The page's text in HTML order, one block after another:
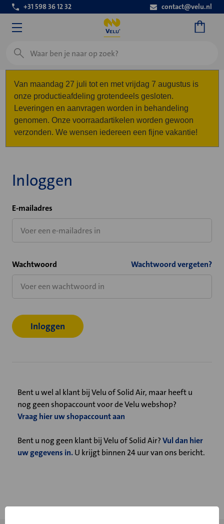
+31 598 36 12 32 contact@velu.nl
Zoeken
Van maandag 27 juli tot en met vrijdag 7 augustus is
onze productieafdeling grotendeels gesloten.
Leveringen en aanvragen worden in behandeling
genomen. Onze voorraadartikelen worden gewoon
verzonden. We wensen iedereen een fijne vakantie!
Inloggen
E-mailadres
Wachtwoord Wachtwoord vergeten?
Bent u wel al klant bij Velu of Solid Air, maar heeft u
nog geen shopaccount voor de Velu webshop?
Vraag hier uw shopaccount aan
Bent u nog geen klant bij Velu of Solid Air?Vul dan hier
uw gegevens in.U krijgt binnen 24 uur van ons bericht.